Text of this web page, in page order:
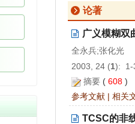
论著
广义模糊双
全永兵;张化光
2003, 24 (1): 1-
摘要 ( 608 )
参考文献 | 相关
TCSC的非